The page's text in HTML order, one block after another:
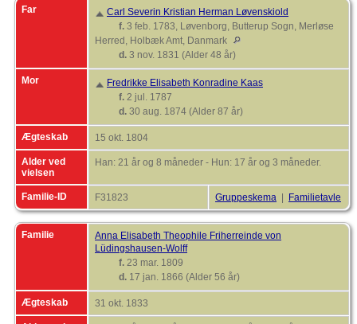
Far
Carl Severin Kristian Herman Løvenskiold
f. 3 feb. 1783, Løvenborg, Butterup Sogn, Merløse
Herred, Holbæk Amt, Danmark
d. 3 nov. 1831 (Alder 48 år)
Mor
Fredrikke Elisabeth Konradine Kaas
f. 2 jul. 1787
d. 30 aug. 1874 (Alder 87 år)
Ægteskab 15 okt. 1804
Alder ved
vielsen
Han: 21 år og 8 måneder - Hun: 17 år og 3 måneder.
Familie-ID F31823 Gruppeskema Familietavle
Familie
Anna Elisabeth Theophile Friherreinde von
Lüdingshausen-Wolff
f. 23 mar. 1809
d. 17 jan. 1866 (Alder 56 år)
Ægteskab 31 okt. 1833